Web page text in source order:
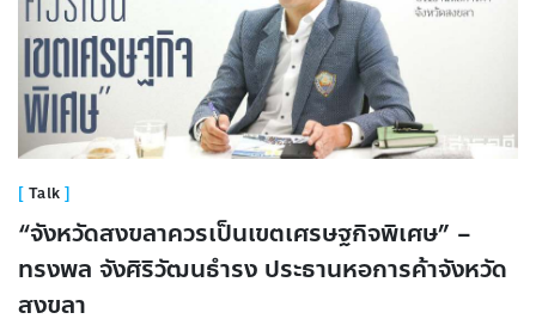
Talk
“จังหวัดสงขลาควรเป็นเขตเศรษฐกิจพิเศษ” –
ทรงพล จังศิริวัฒนธำรง ประธานหอการค้าจังหวัด
สงขลา